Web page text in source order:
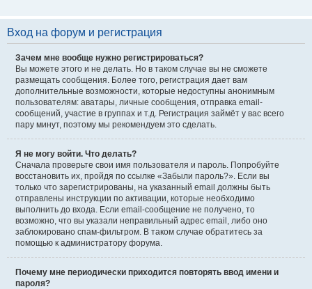
Вход на форум и регистрация
Зачем мне вообще нужно регистрироваться?
Вы можете этого и не делать. Но в таком случае вы не сможете
размещать сообщения. Более того, регистрация дает вам
дополнительные возможности, которые недоступны анонимным
пользователям: аватары, личные сообщения, отправка email-
сообщений, участие в группах и т.д. Регистрация займёт у вас всего
пару минут, поэтому мы рекомендуем это сделать.
Я не могу войти. Что делать?
Сначала проверьте свои имя пользователя и пароль. Попробуйте
восстановить их, пройдя по ссылке «Забыли пароль?». Если вы
только что зарегистрированы, на указанный email должны быть
отправлены инструкции по активации, которые необходимо
выполнить до входа. Если email-сообщение не получено, то
возможно, что вы указали неправильный адрес email, либо оно
заблокировано спам-фильтром. В таком случае обратитесь за
помощью к администратору форума.
Почему мне периодически приходится повторять ввод имени и
пароля?